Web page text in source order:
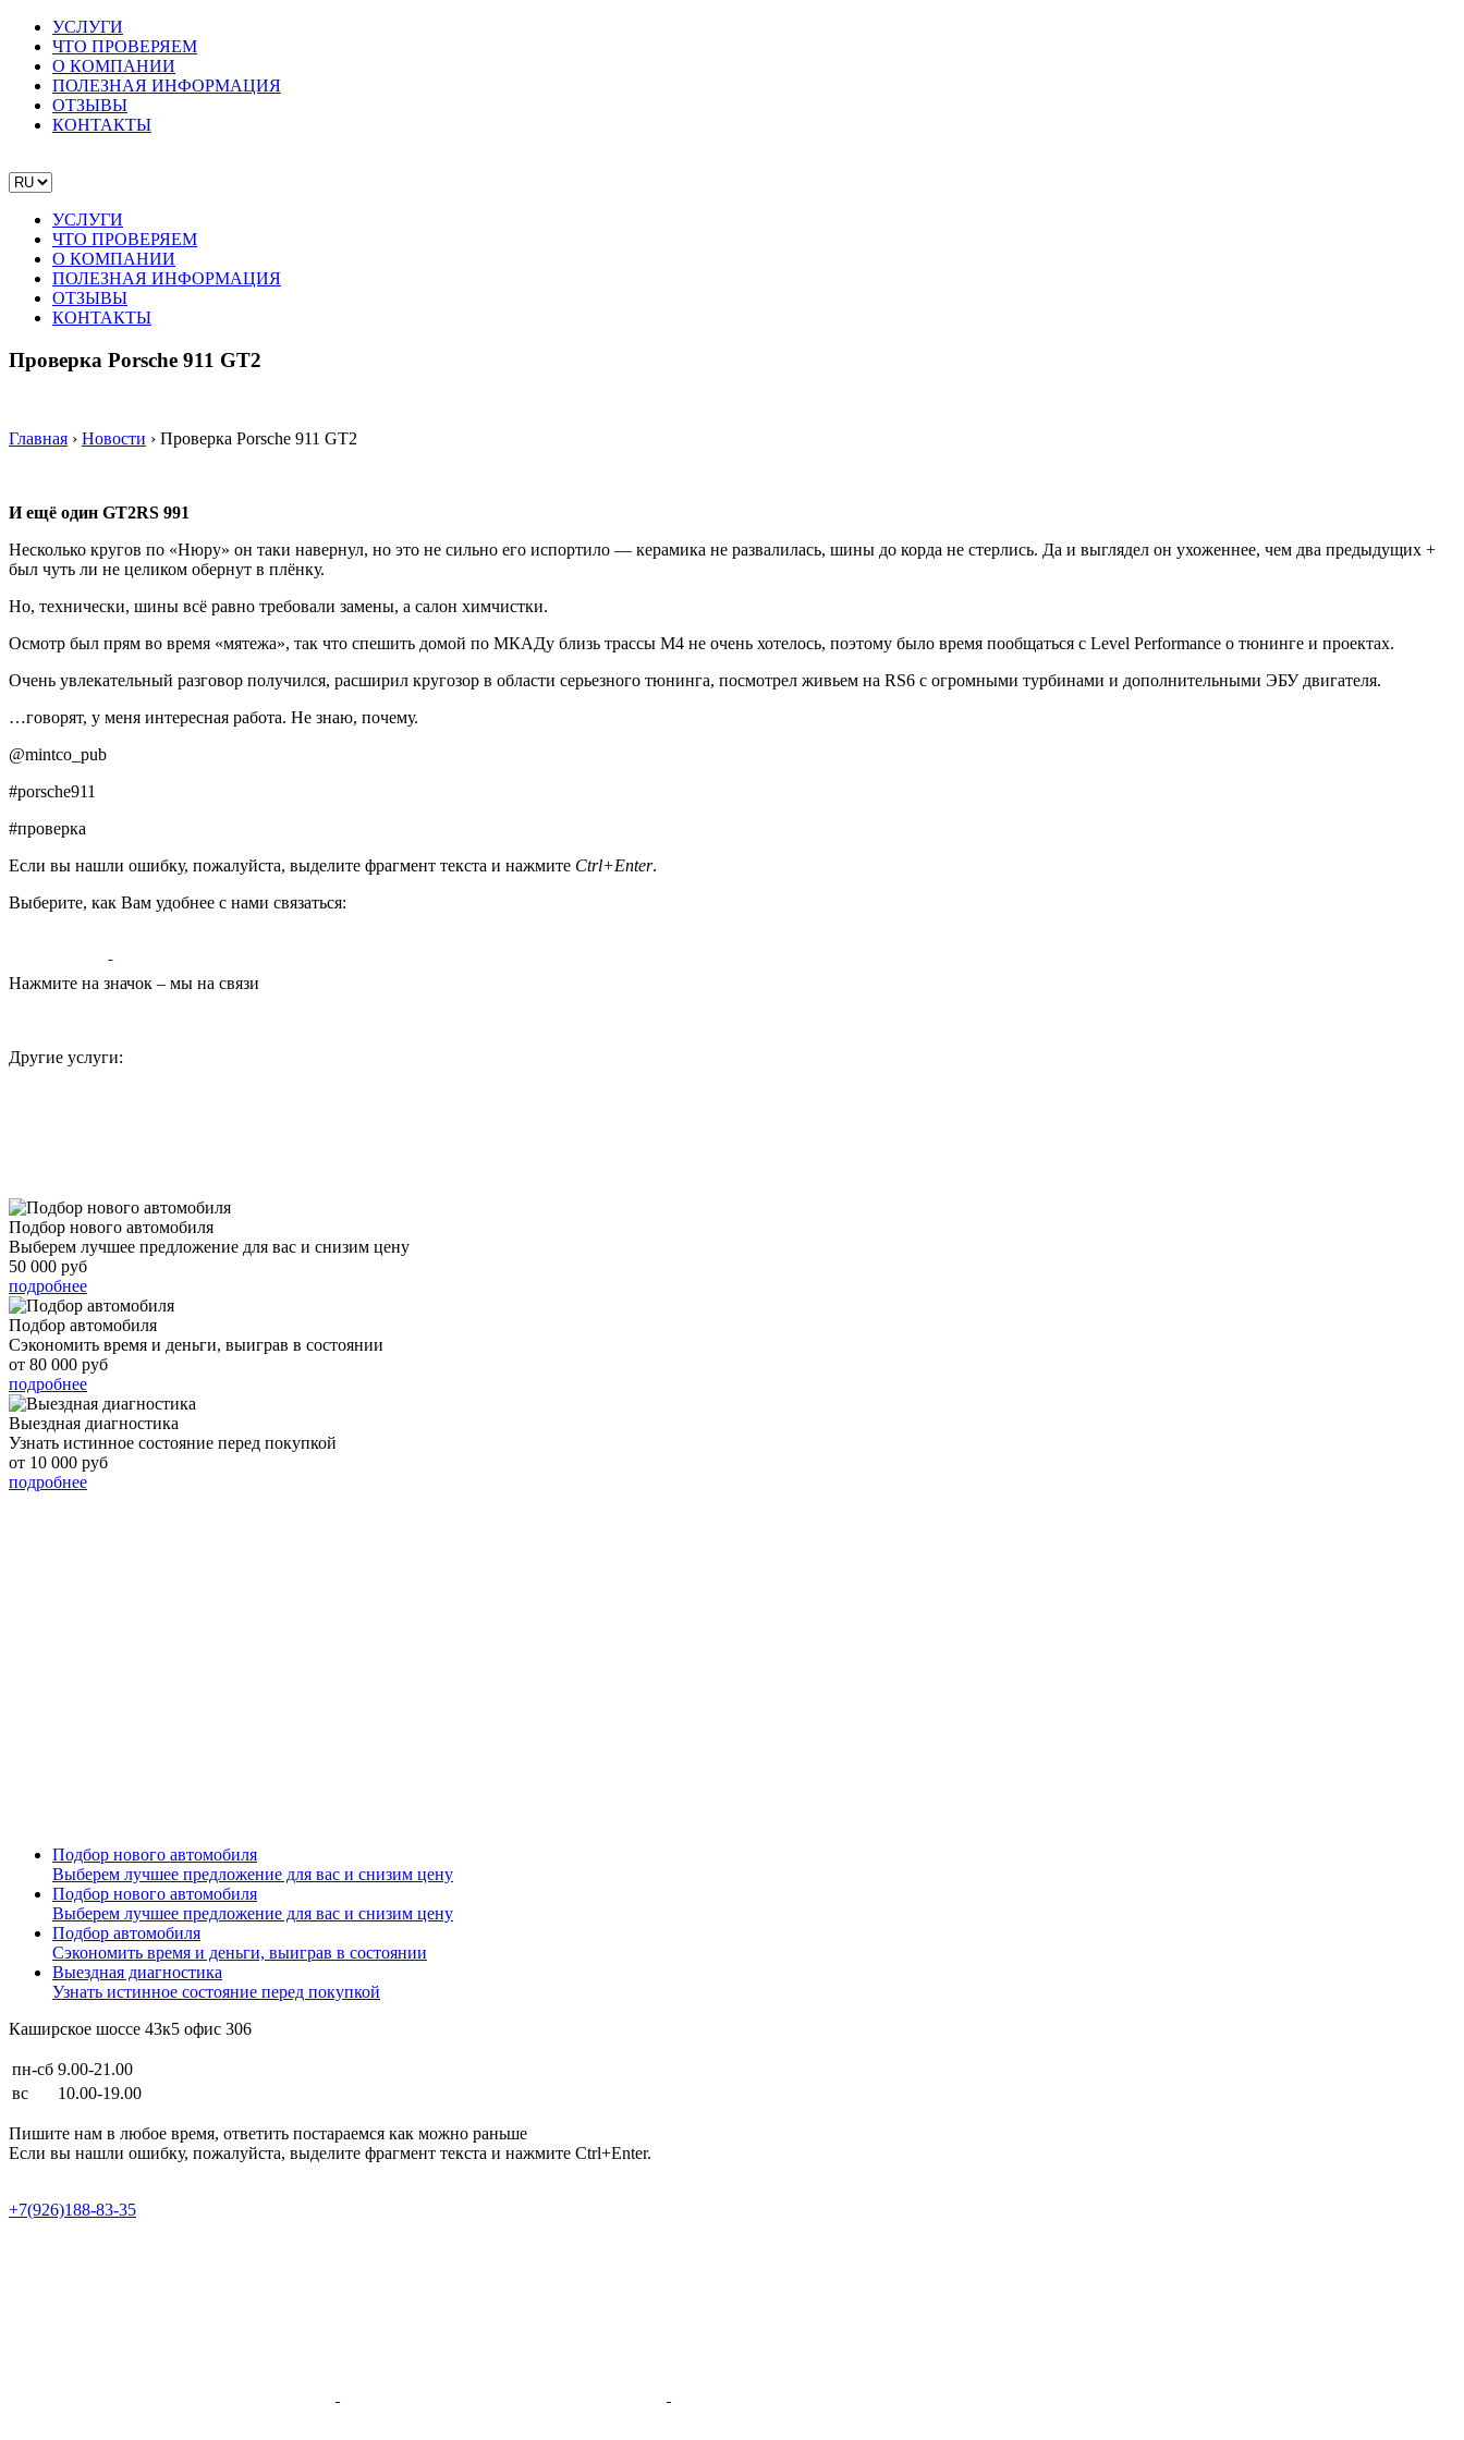
УСЛУГИ
ЧТО ПРОВЕРЯЕМ
О КОМПАНИИ
ПОЛЕЗНАЯ ИНФОРМАЦИЯ
ОТЗЫВЫ
КОНТАКТЫ
УСЛУГИ
ЧТО ПРОВЕРЯЕМ
О КОМПАНИИ
ПОЛЕЗНАЯ ИНФОРМАЦИЯ
ОТЗЫВЫ
КОНТАКТЫ
Проверка Porsche 911 GT2
Главная › Новости › Проверка Porsche 911 GT2
И ещё один GT2RS 991
Несколько кругов по «Нюру» он таки навернул, но это не сильно его испортило — керамика не развалилась, шины до корда не стерлись. Да и выглядел он ухоженнее, чем два предыдущих +
был чуть ли не целиком обернут в плёнку.
Но, технически, шины всё равно требовали замены, а салон химчистки.
Осмотр был прям во время «мятежа», так что спешить домой по МКАДу близь трассы М4 не очень хотелось, поэтому было время пообщаться с Level Performance о тюнинге и проектах.
Очень увлекательный разговор получился, расширил кругозор в области серьезного тюнинга, посмотрел живьем на RS6 с огромными турбинами и дополнительными ЭБУ двигателя.
…говорят, у меня интересная работа. Не знаю, почему.
@mintco_pub
#porsche911
#проверка
Если вы нашли ошибку, пожалуйста, выделите фрагмент текста и нажмите Ctrl+Enter.
Выберите, как Вам удобнее с нами связаться:
Нажмите на значок – мы на связи
Другие услуги:
Подбор нового автомобиля
Выберем лучшее предложение для вас и снизим цену
50 000 руб
подробнее
Подбор автомобиля
Сэкономить время и деньги, выиграв в состоянии
от 80 000 руб
подробнее
Выездная диагностика
Узнать истинное состояние перед покупкой
от 10 000 руб
подробнее
Подбор нового автомобиля
Выберем лучшее предложение для вас и снизим цену
Подбор нового автомобиля
Выберем лучшее предложение для вас и снизим цену
Подбор автомобиля
Сэкономить время и деньги, выиграв в состоянии
Выездная диагностика
Узнать истинное состояние перед покупкой
Каширское шоссе 43к5 офис 306
пн-сб 9.00-21.00
вс
10.00-19.00
Пишите нам в любое время, ответить постараемся как можно раньше
Если вы нашли ошибку, пожалуйста, выделите фрагмент текста и нажмите Ctrl+Enter.
+7(926)188-83-35